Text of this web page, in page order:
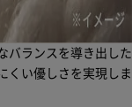
バランスを導き出した
くい優しさを実現しま